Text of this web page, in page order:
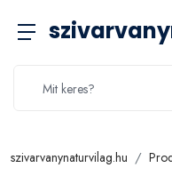
szivarvanynaturvilag.hu